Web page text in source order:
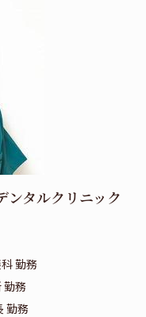
ンタルクリニック
勤務
務
勤務